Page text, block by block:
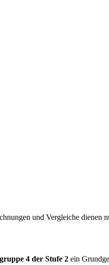
und Vergleiche dienen
4 der Stufe 2 ein